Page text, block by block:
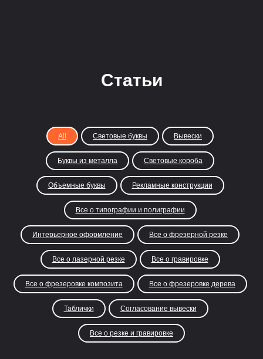
Статьи
All Световые буквы Вывески
Буквы из металла Световые короба
Объемные буквы Рекламные конструкции
Все о типографии и полиграфии
Интерьерное оформление Все о фрезерной резке
Все о лазерной резке Все о гравировке
Все о фрезеровке композита Все о фрезеровке дерева
Таблички Согласование вывески
Все о резке и гравировке